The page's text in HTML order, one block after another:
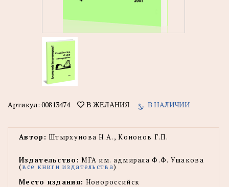
Артикул: 00813474 В ЖЕЛАНИЯ В НАЛИЧИИ
Автор: Штырхунова Н.А., Кононов Г.П.
Издательство: МГА им. адмирала Ф.Ф. Ушакова
(все книги издательства)
Место издания: Новороссийск